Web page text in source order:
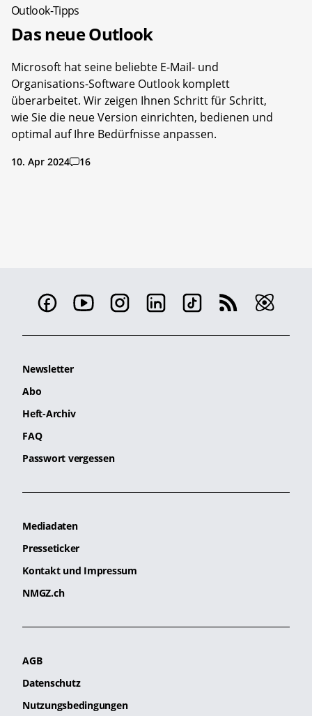
Outlook-Tipps
Das neue Outlook
Microsoft hat seine beliebte E-Mail- und
Organisations-Software Outlook komplett
überarbeitet. Wir zeigen Ihnen Schritt für Schritt,
wie Sie die neue Version einrichten, bedienen und
optimal auf Ihre Bedürfnisse anpassen.
10. Apr 2024 16
Newsletter
Abo
Heft-Archiv
FAQ
Passwort vergessen
Mediadaten
Presseticker
Kontakt und Impressum
NMGZ.ch
AGB
Datenschutz
Nutzungsbedingungen